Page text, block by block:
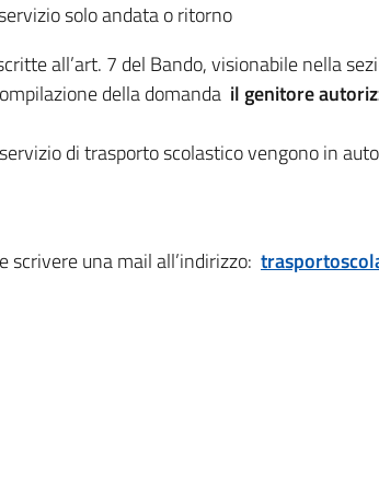
solo andata o ritorno
all’art. 7 del Bando, visionabile nella
della domanda il genitore
di trasporto scolastico vengono in
una mail all’indirizzo: